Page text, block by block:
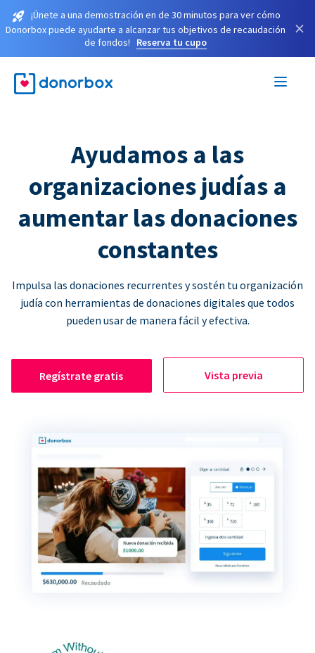
¡Únete a una demostración en de 30 minutos para ver cómo
Donorbox puede ayudarte a alcanzar tus objetivos de recaudación
de fondos!
Reserva tu cupo
×
Ayudamos a las
organizaciones judías a
aumentar las donaciones
constantes
Impulsa las donaciones recurrentes y sostén tu organización
judía con herramientas de donaciones digitales que todos
pueden usar de manera fácil y efectiva.
Regístrate gratis Vista previa